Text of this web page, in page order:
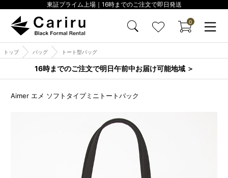
東証プライム上場｜16時までのご注文で即日発送
0
トップ バッグ トート型バッグ
16時までのご注文で明日午前中お届け可能地域 ＞
Aimer エメ ソフトタイプミニトートバック